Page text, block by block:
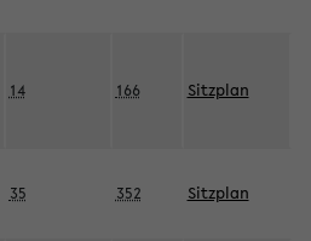
14 166 Sitzplan
35 352 Sitzplan